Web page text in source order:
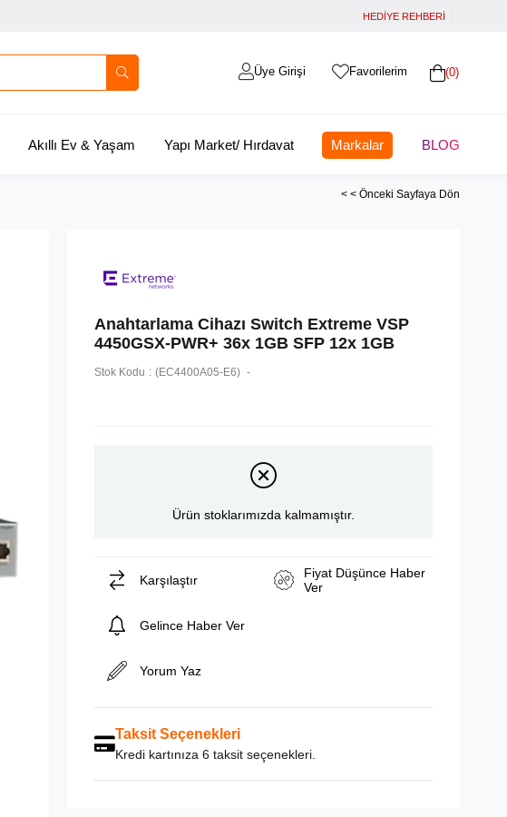
HEDİYE REHBERİ
0
Favorilerim
Üye Girişi
Akıllı Ev & Yaşam Yapı Market/ Hırdavat Markalar BLOG
< < Önceki Sayfaya Dön
Anahtarlama Cihazı Switch Extreme VSP
4450GSX-PWR+ 36x 1GB SFP 12x 1GB
Stok Kodu (EC4400A05-E6)
Ürün stoklarımızda kalmamıştır.
Karşılaştır
Fiyat Düşünce Haber
Ver
Gelince Haber Ver
Yorum Yaz
Taksit Seçenekleri
Kredi kartınıza 6 taksit seçenekleri.